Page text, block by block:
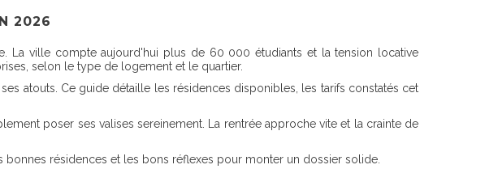
2026
La ville compte aujourd'hui plus de 60 000 étudiants et la tension locative
selon le type de logement et le quartier.
atouts. Ce guide détaille les résidences disponibles, les tarifs constatés cet
poser ses valises sereinement. La rentrée approche vite et la crainte de
résidences et les bons réflexes pour monter un dossier solide.